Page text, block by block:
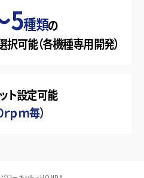
5種類の
択可能（各機種専用開発）
ト設定可能
ｒｐｍ毎）